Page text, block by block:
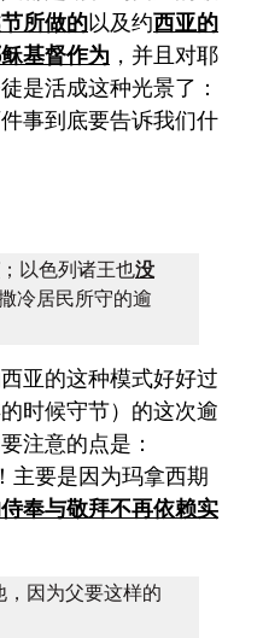
所做的以及约西亚的
基督作为 ，并且对耶
是活成这种光景了：
事到底要告诉我们什
；以色列诸王也没
冷居民所守的逾
亚的这种模式好好过
时候守节）的这次逾
注意的点是：
！主要是因为玛拿西期
奉与敬拜不再依赖实
，因为父要这样的